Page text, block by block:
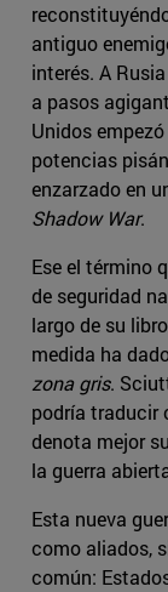
antiguo
interés. A
a pasos
Unidos
potencias
enzarzado en
Shadow War.
Ese el término
de seguridad
largo de su
medida ha
zona gris.
podría traducir
denota mejor
la guerra
Esta nueva
como aliados,
común: